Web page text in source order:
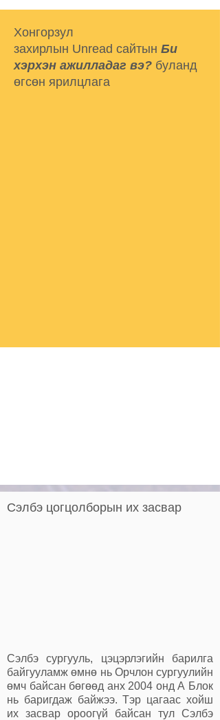
Хонгорзул
захирлын Unread сайтын Би
хэрхэн ажилладаг вэ? буланд
өгсөн ярилцлага
Сэлбэ цогцолборын их засвар
Сэлбэ сургууль, цэцэрлэгийн барилга
байгууламж өмнө нь Орчлон сургуулийн
өмч байсан бөгөөд анх 2004 онд А Блок
нь баригдаж байжээ. Тэр цагаас хойш
их засвар ороогүй байсан тул Сэлбэ